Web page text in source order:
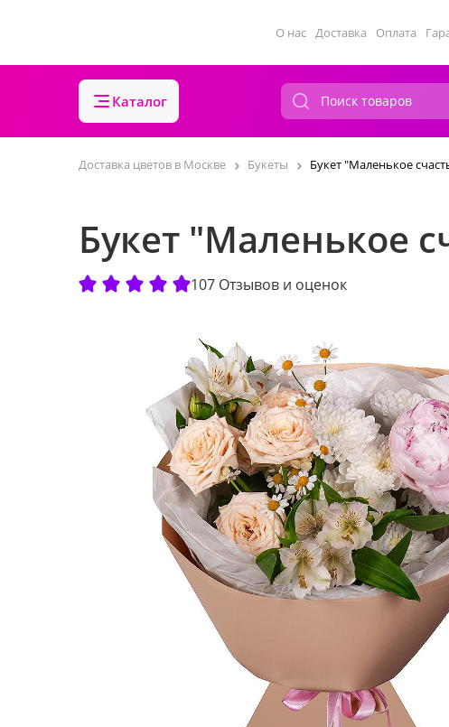
О нас Доставка Оплата
Каталог
Доставка цветов в Москве Букеты Букет "Маленькое
Букет "Маленькое
107 Отзывов и оценок